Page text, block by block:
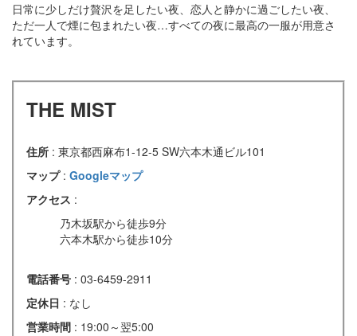
日常に少しだけ贅沢を足したい夜、恋人と静かに過ごしたい夜、
ただ一人で煙に包まれたい夜…すべての夜に最高の一服が用意さ
れています。
THE MIST
住所 : 東京都西麻布1-12-5 SW六本木通ビル101
マップ : Googleマップ
アクセス :
乃木坂駅から徒歩9分
六本木駅から徒歩10分
電話番号 : 03-6459-2911
定休日 : なし
営業時間 : 19:00～翌5:00